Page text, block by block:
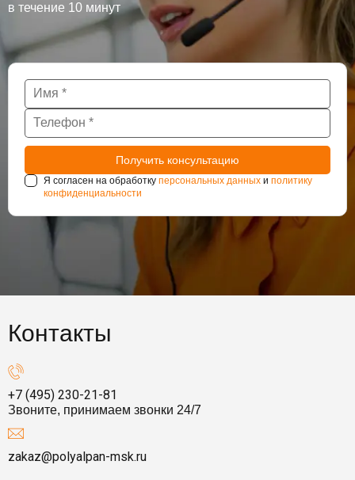
в течение 10 минут
Я согласен на обработку персональных данных и политику
конфиденциальности
Контакты
+7 (495) 230-21-81
Звоните, принимаем звонки 24/7
zakaz@polyalpan-msk.ru